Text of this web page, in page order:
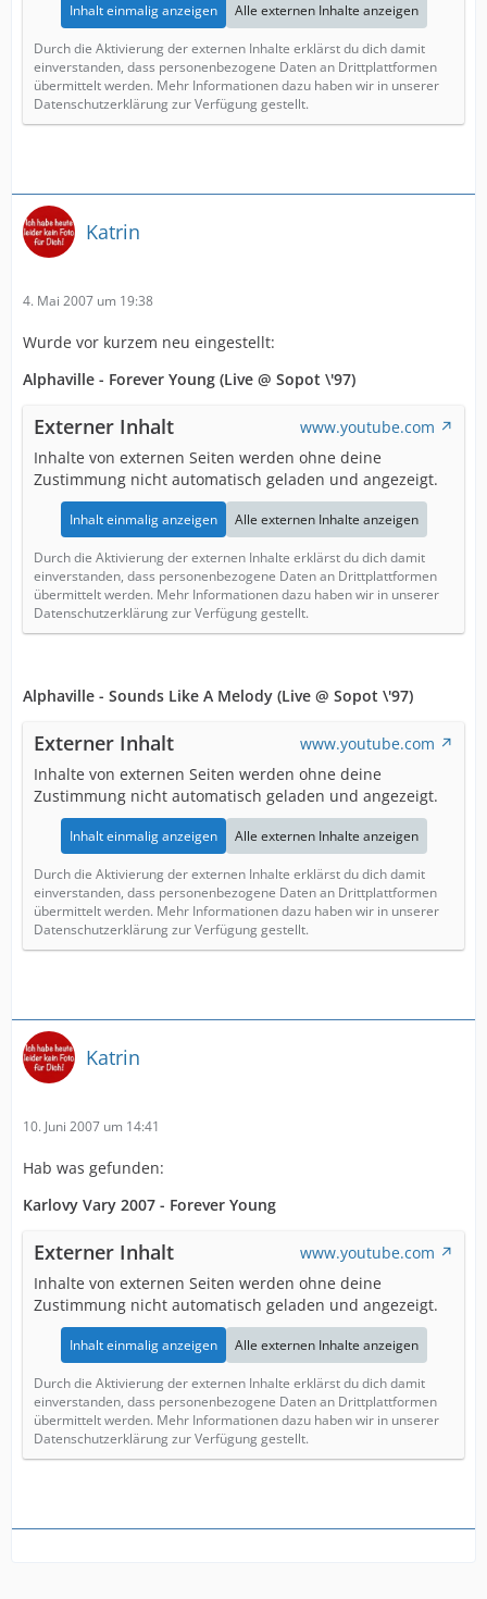
Inhalt einmalig anzeigen Alle externen Inhalte anzeigen
Durch die Aktivierung der externen Inhalte erklärst du dich damit
einverstanden, dass personenbezogene Daten an Drittplattformen
übermittelt werden. Mehr Informationen dazu haben wir in unserer
Datenschutzerklärung zur Verfügung gestellt.
Katrin
4. Mai 2007 um 19:38
Wurde vor kurzem neu eingestellt:
Alphaville - Forever Young (Live @ Sopot \'97)
Externer Inhalt
www.youtube.com
Inhalte von externen Seiten werden ohne deine
Zustimmung nicht automatisch geladen und angezeigt.
Inhalt einmalig anzeigen Alle externen Inhalte anzeigen
Durch die Aktivierung der externen Inhalte erklärst du dich damit
einverstanden, dass personenbezogene Daten an Drittplattformen
übermittelt werden. Mehr Informationen dazu haben wir in unserer
Datenschutzerklärung zur Verfügung gestellt.
Alphaville - Sounds Like A Melody (Live @ Sopot \'97)
Externer Inhalt
www.youtube.com
Inhalte von externen Seiten werden ohne deine
Zustimmung nicht automatisch geladen und angezeigt.
Inhalt einmalig anzeigen Alle externen Inhalte anzeigen
Durch die Aktivierung der externen Inhalte erklärst du dich damit
einverstanden, dass personenbezogene Daten an Drittplattformen
übermittelt werden. Mehr Informationen dazu haben wir in unserer
Datenschutzerklärung zur Verfügung gestellt.
Katrin
10. Juni 2007 um 14:41
Hab was gefunden:
Karlovy Vary 2007 - Forever Young
Externer Inhalt
www.youtube.com
Inhalte von externen Seiten werden ohne deine
Zustimmung nicht automatisch geladen und angezeigt.
Inhalt einmalig anzeigen Alle externen Inhalte anzeigen
Durch die Aktivierung der externen Inhalte erklärst du dich damit
einverstanden, dass personenbezogene Daten an Drittplattformen
übermittelt werden. Mehr Informationen dazu haben wir in unserer
Datenschutzerklärung zur Verfügung gestellt.